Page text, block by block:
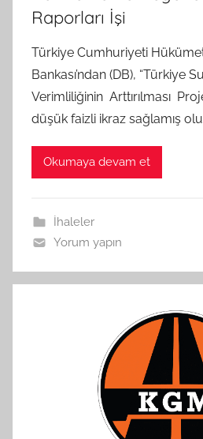
Raporları İşi
Türkiye Cumhuriyeti
Bankası’ndan (DB), “Türkiye
Verimliliğinin Arttırılması
düşük faizli ikraz sağlamış
Okumaya devam et
İhaleler
Yorum yapın